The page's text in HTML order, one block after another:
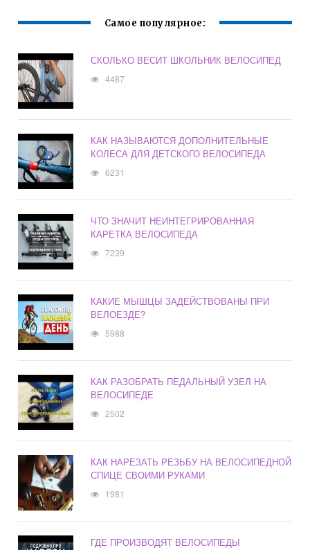
Самое популярное:
СКОЛЬКО ВЕСИТ ШКОЛЬНИК ВЕЛОСИПЕД
4487
КАК НАЗЫВАЮТСЯ ДОПОЛНИТЕЛЬНЫЕ
КОЛЕСА ДЛЯ ДЕТСКОГО ВЕЛОСИПЕДА
6231
ЧТО ЗНАЧИТ НЕИНТЕГРИРОВАННАЯ
КАРЕТКА ВЕЛОСИПЕДА
7239
КАКИЕ МЫШЦЫ ЗАДЕЙСТВОВАНЫ ПРИ
ВЕЛОЕЗДЕ?
5988
КАК РАЗОБРАТЬ ПЕДАЛЬНЫЙ УЗЕЛ НА
ВЕЛОСИПЕДЕ
2502
КАК НАРЕЗАТЬ РЕЗЬБУ НА ВЕЛОСИПЕДНОЙ
СПИЦЕ СВОИМИ РУКАМИ
1981
ГДЕ ПРОИЗВОДЯТ ВЕЛОСИПЕДЫ